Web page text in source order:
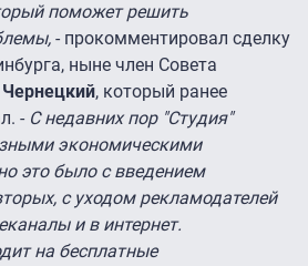
поможет решить
- прокомментировал сделку
ныне член Совета
, который ранее
- С недавних пор "Студия"
экономическими
это было с введением
с уходом рекламодателей
и в интернет.
на бесплатные